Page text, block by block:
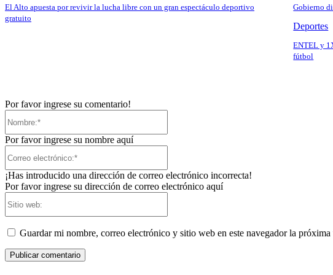
El Alto apuesta por revivir la lucha libre con un gran espectáculo deportivo
gratuito
Gobierno
Deportes
ENTEL y
fútbol
Por favor ingrese su comentario!
Por favor ingrese su nombre aquí
¡Has introducido una dirección de correo electrónico incorrecta!
Por favor ingrese su dirección de correo electrónico aquí
Guardar mi nombre, correo electrónico y sitio web en este navegador la próxima